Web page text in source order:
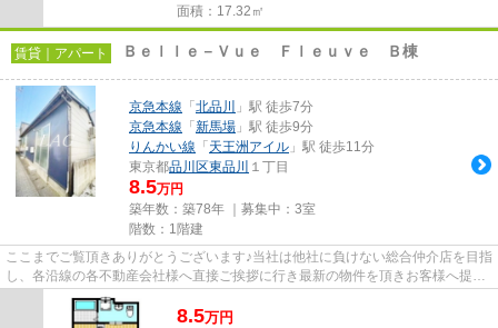
面積：17.32㎡
賃貸｜アパート Ｂｅｌｌｅ－Ｖｕｅ Ｆｌｅｕｖｅ Ｂ棟
京急本線 「 北品川
」駅 徒歩7分
京急本線 「 新馬場 」駅 徒歩9分
りんかい線 「 天王洲アイル 」駅 徒歩11分
東京都品川区東品川 １丁目
8.5万円
築年数：築78年 ｜募集中： 3室
階数：1階建
ここまでご覧頂きありがとうございます♪当社は他社に負けない総合仲介店を目指
し、各沿線の各不動産会社様へ直接ご挨拶に行き最新の物件を頂きお客様へ提供
しております！最新の情報は...
8.5万円